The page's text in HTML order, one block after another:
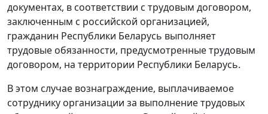
документах, в соответствии с трудовым договором,
заключенным с российской организацией,
гражданин Республики Беларусь выполняет
трудовые обязанности, предусмотренные трудовым
договором, на территории Республики Беларусь.
В этом случае вознаграждение, выплачиваемое
сотруднику организации за выполнение трудовых